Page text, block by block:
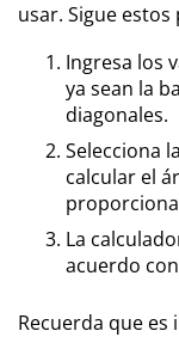
usar. Sigue
Ingresa los
ya sean la
diagonales.
Selecciona
calcular el
La
acuerdo
Recuerda que